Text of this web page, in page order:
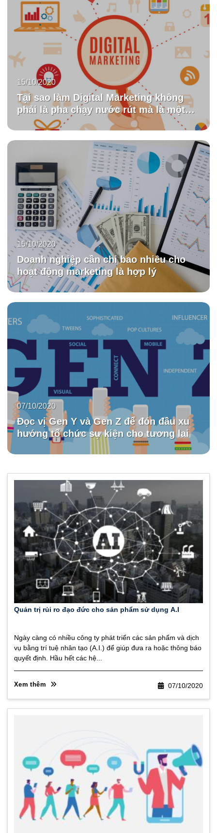
Tại sao làm Digital Marketing không
phải là pha chạy nước rút mà là một
cuộc đua đường dài?
15/10/2020
Doanh nghiệp cần chi bao nhiêu cho
hoạt động marketing là hợp lý
15/10/2020
Đọc vị Gen Y và Gen Z để đón đầu xu
hướng tổ chức sự kiện cho tương lai
07/10/2020
Quản trị rủi ro đạo đức cho sản phẩm sử dụng A.I
07/10/2020
Ngày càng có nhiều công ty phát triển các sản phẩm và dịch
vụ bằng trí tuệ nhân tạo (A.I.) để giúp đưa ra hoặc thông báo
quyết định. Hầu hết các hệ...
Xem thêm